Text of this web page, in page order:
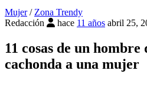
Mujer/Zona Trendy
Redacción
hace 11 años abril 25,
11 cosas de un hombre
cachonda a una mujer